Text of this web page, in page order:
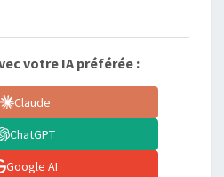
L’ANNÉE
2016
!
votre IA préférée :
Claude
ChatGPT
Google AI